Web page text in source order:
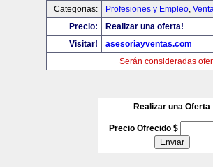
Categorias:
Profesiones y Empleo,
Precio:
Realizar una oferta!
Visitar!
asesoriayventas.com
Serán consideradas
Realizar una Oferta
Precio Ofrecido $